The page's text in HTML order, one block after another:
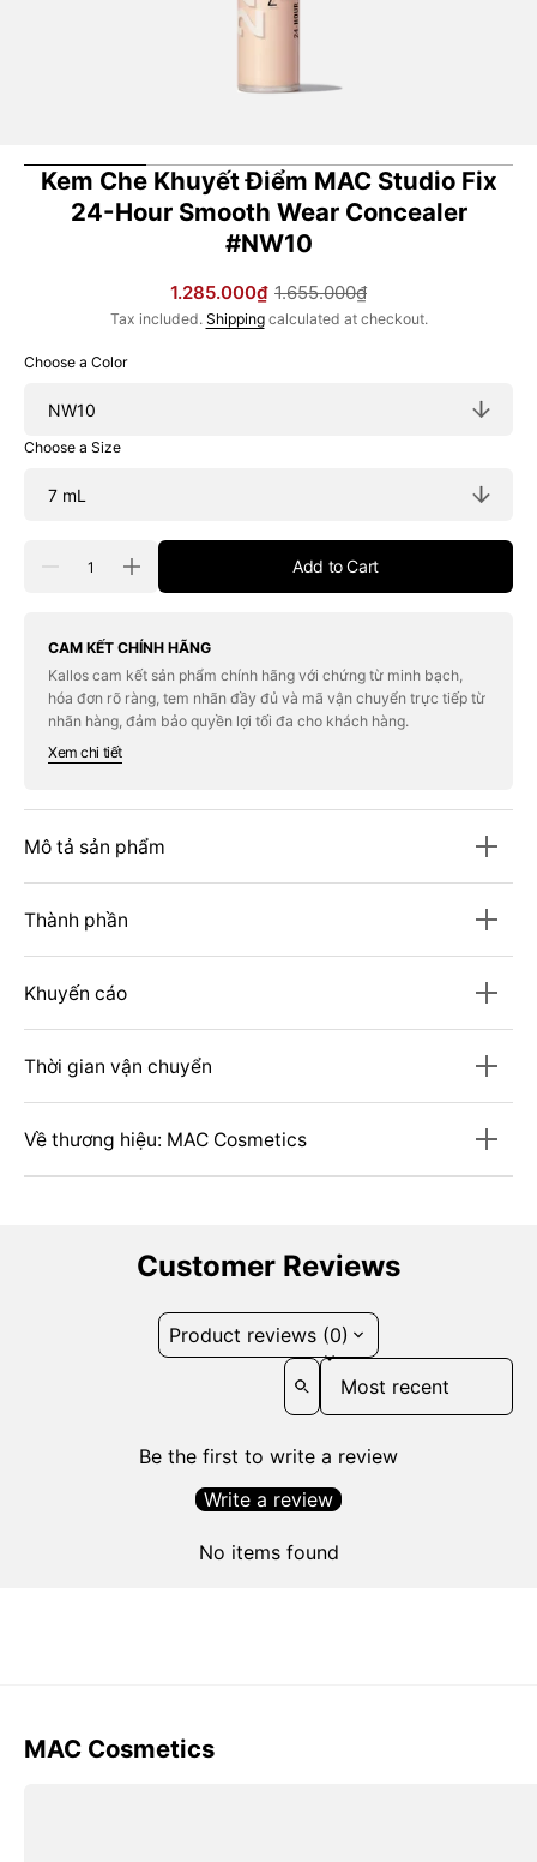
Kem Che Khuyết Điểm MAC Studio Fix
24-Hour Smooth Wear Concealer
#NW10
Sale
price
1.285.000₫
Regular
price
1.655.000₫
Tax included. Shippingcalculated at checkout.
Choose a Color
Choose a Size
Decrease
Che
Điểm
MAC
Studio
24-
Wear
#NW10
Increase
quantity
Che
Điểm
MAC
Studio
Wear
#NW10
Add to Cart
CAM KẾT CHÍNH HÃNG
Kallos cam kết sản phẩm chính hãng với chứng từ minh bạch,
hóa đơn rõ ràng, tem nhãn đầy đủ và mã vận chuyển trực tiếp từ
nhãn hàng, đảm bảo quyền lợi tối đa cho khách hàng.
Xem chi tiết
Mô tả sản phẩm
Thành phần
Khuyến cáo
Thời gian vận chuyển
Về thương hiệu: MAC Cosmetics
Customer Reviews
Product reviews (0)
Sort reviews by
Be the first to write a review
Write a review
No items found
MAC Cosmetics